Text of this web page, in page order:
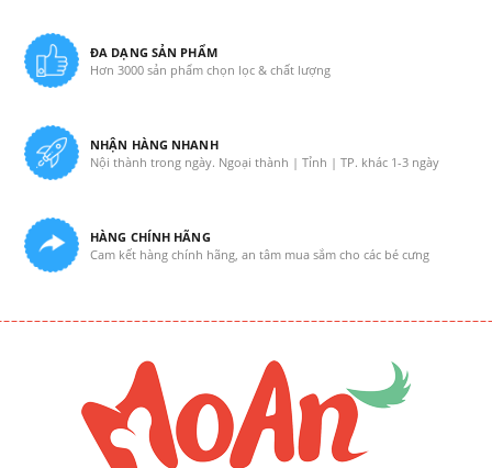
ĐA DẠNG SẢN PHẨM
Hơn 3000 sản phẩm chọn lọc & chất lượng
NHẬN HÀNG NHANH
Nội thành trong ngày. Ngoại thành | Tỉnh | TP. khác 1-3 ngày
HÀNG CHÍNH HÃNG
Cam kết hàng chính hãng, an tâm mua sắm cho các bé cưng